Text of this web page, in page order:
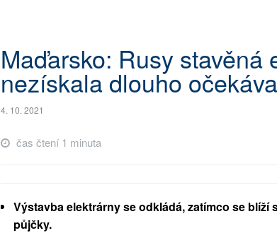
Maďarsko: Rusy stavěná
nezískala dlouho
4. 10. 2021
čas čtení 1 minuta
Výstavba elektrárny se odkládá, zatímco se blíží
půjčky.